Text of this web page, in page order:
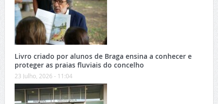
Livro criado por alunos de Braga ensina a conhecer e
proteger as praias fluviais do concelho
23 Julho, 2026 - 11:04